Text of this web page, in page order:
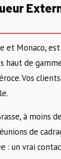
et Monaco,
haut de
Vos
à moins
de
: un vrai